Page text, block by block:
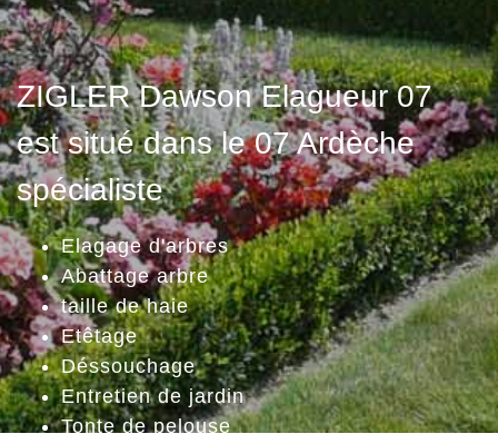
ZIGLER Dawson Elagueur 07
est situé dans le 07 Ardèche
spécialiste
Elagage d'arbres
Abattage arbre
taille de haie
Etêtage
Déssouchage
Entretien de jardin
Tonte de pelouse